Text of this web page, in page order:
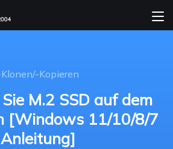
Kopieren
M.2 SSD auf dem
[Windows 11/10/8/7
Anleitung]